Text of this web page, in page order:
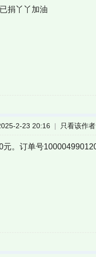
捐丫丫加油
2-23 20:16 | 只看该作者
元。订单号